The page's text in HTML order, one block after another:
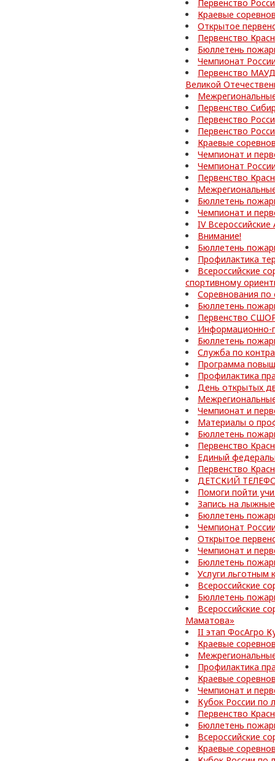
Первенство
Краевые
Открытое
Первенство
Бюллетень
Чемпионат
Первенство
Великой
Первенство
Первенство
Первенство
Краевые
Чемпионат и
Чемпионат
Первенство
Бюллетень
Чемпионат и
IV Всероссийские
Внимание!
Бюллетень
Профилактика
Всероссийские
спортивному
Соревнования по
Бюллетень
Первенство
Информационно-
Бюллетень
Служба по
Программа
Профилактика
День открытых
Чемпионат и
Материалы о
Бюллетень
Первенство
Единый
Первенство
ДЕТСКИЙ
Помоги пойти
Запись на
Бюллетень
Чемпионат
Открытое
Чемпионат и
Бюллетень
Услуги льготным
Всероссийские
Бюллетень
Всероссийские
Маматова»
II этап ФосАгро
Краевые
Профилактика
Краевые
Чемпионат и
Кубок России по
Первенство
Бюллетень
Всероссийские
Краевые